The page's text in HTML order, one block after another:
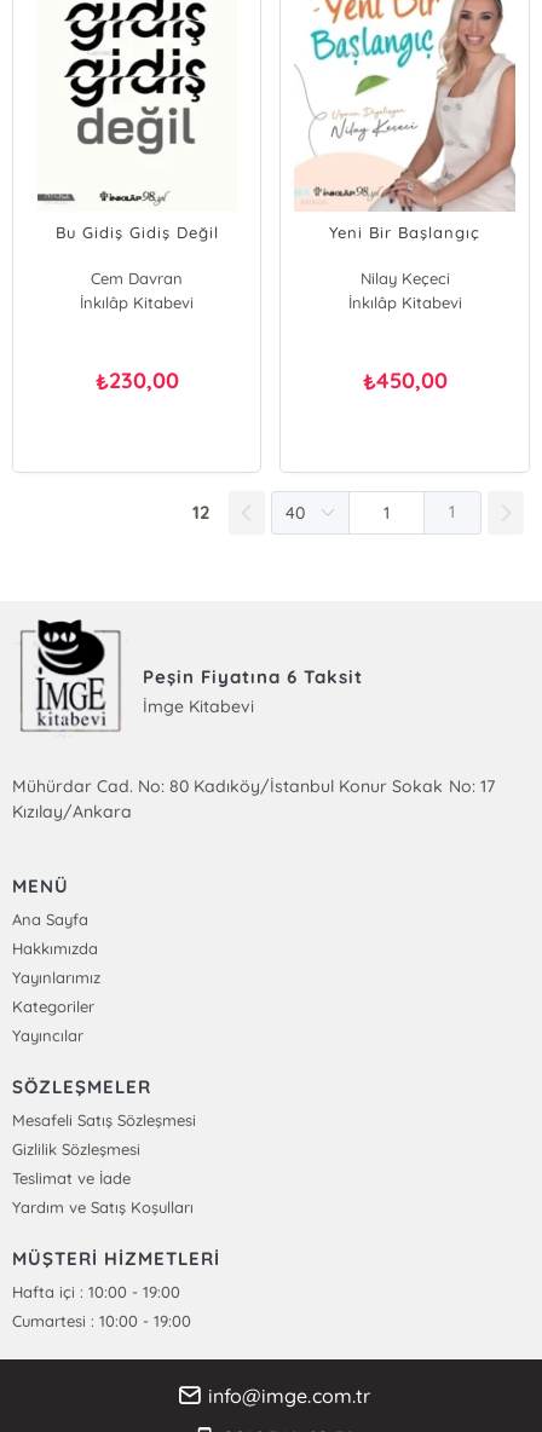
Bu Gidiş Gidiş Değil
Cem Davran
İnkılâp Kitabevi
₺230,00
Yeni Bir Başlangıç
Nilay Keçeci
İnkılâp Kitabevi
₺450,00
12 1
Peşin Fiyatına 6 Taksit
İmge Kitabevi
Mühürdar Cad. No: 80 Kadıköy/İstanbul Konur Sokak No: 17
Kızılay/Ankara
MENÜ
Ana Sayfa
Hakkımızda
Yayınlarımız
Kategoriler
Yayıncılar
SÖZLEŞMELER
Mesafeli Satış Sözleşmesi
Gizlilik Sözleşmesi
Teslimat ve İade
Yardım ve Satış Koşulları
MÜŞTERİ HİZMETLERİ
Hafta içi : 10:00 - 19:00
Cumartesi : 10:00 - 19:00
info@imge.com.tr